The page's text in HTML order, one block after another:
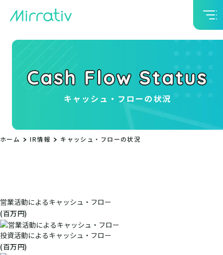
Cash Flow Status
キャッシュ・フローの状況
ホーム IR情報 キャッシュ・フローの状況
営業活動によるキャッシュ・フロー
(百万円)
投資活動によるキャッシュ・フロー
(百万円)